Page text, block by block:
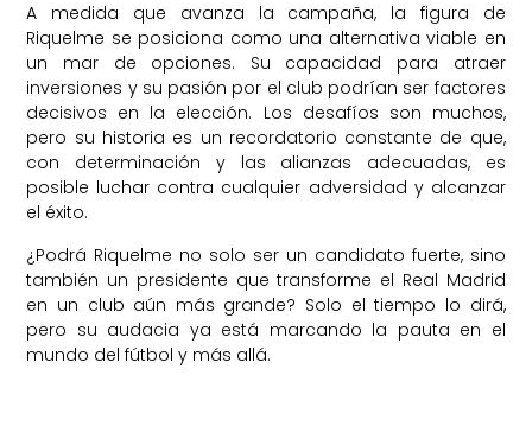
A medida que avanza la campaña, la figura de
Riquelme se posiciona como una alternativa viable en
un mar de opciones. Su capacidad para atraer
inversiones y su pasión por el club podrían ser factores
decisivos en la elección. Los desafíos son muchos,
pero su historia es un recordatorio constante de que,
con determinación y las alianzas adecuadas, es
posible luchar contra cualquier adversidad y alcanzar
el éxito.
¿Podrá Riquelme no solo ser un candidato fuerte, sino
también un presidente que transforme el Real Madrid
en un club aún más grande? Solo el tiempo lo dirá,
pero su audacia ya está marcando la pauta en el
mundo del fútbol y más allá.